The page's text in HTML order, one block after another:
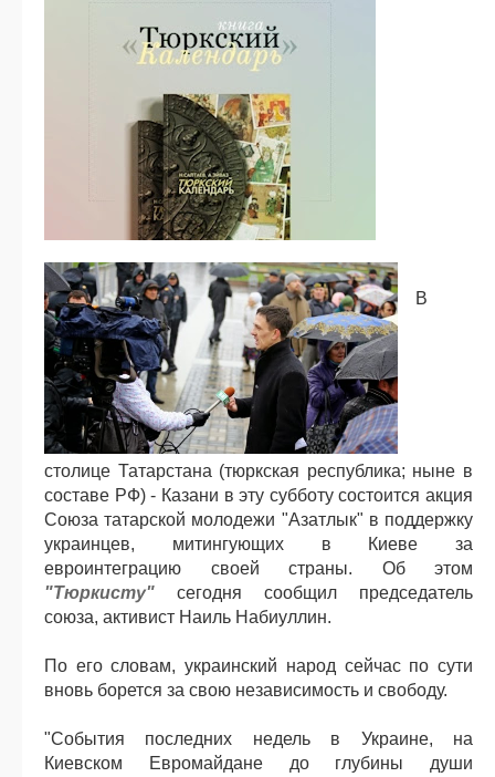
В
столице Татарстана (тюркская республика; ныне в
составе РФ) - Казани в эту субботу состоится акция
Союза татарской молодежи "Азатлык" в поддержку
украинцев, митингующих в Киеве за
евроинтеграцию своей страны. Об этом
"Тюркисту" сегодня сообщил председатель
союза, активист Наиль Набиуллин.
По его словам, украинский народ сейчас по сути
вновь борется за свою независимость и свободу.
"События последних недель в Украине, на
Киевском Евромайдане до глубины души